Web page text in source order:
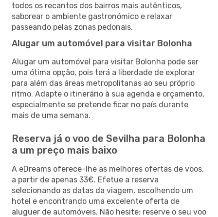
todos os recantos dos bairros mais autênticos,
saborear o ambiente gastronómico e relaxar
passeando pelas zonas pedonais.
Alugar um automóvel para visitar Bolonha
Alugar um automóvel para visitar Bolonha pode ser
uma ótima opção, pois terá a liberdade de explorar
para além das áreas metropolitanas ao seu próprio
ritmo. Adapte o itinerário à sua agenda e orçamento,
especialmente se pretende ficar no país durante
mais de uma semana.
Reserva já o voo de Sevilha para Bolonha
a um preço mais baixo
A eDreams oferece-lhe as melhores ofertas de voos,
a partir de apenas 33€. Efetue a reserva
selecionando as datas da viagem, escolhendo um
hotel e encontrando uma excelente oferta de
aluguer de automóveis. Não hesite: reserve o seu voo